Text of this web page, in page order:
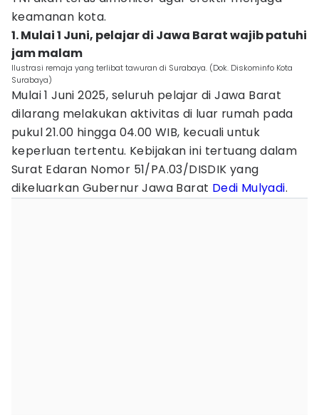
keamanan kota.
1. Mulai 1 Juni, pelajar di Jawa Barat wajib patuhi
jam malam
Ilustrasi remaja yang terlibat tawuran di Surabaya. (Dok. Diskominfo Kota
Surabaya)
Mulai 1 Juni 2025, seluruh pelajar di Jawa Barat
dilarang melakukan aktivitas di luar rumah pada
pukul 21.00 hingga 04.00 WIB, kecuali untuk
keperluan tertentu. Kebijakan ini tertuang dalam
Surat Edaran Nomor 51/PA.03/DISDIK yang
dikeluarkan Gubernur Jawa Barat Dedi Mulyadi.